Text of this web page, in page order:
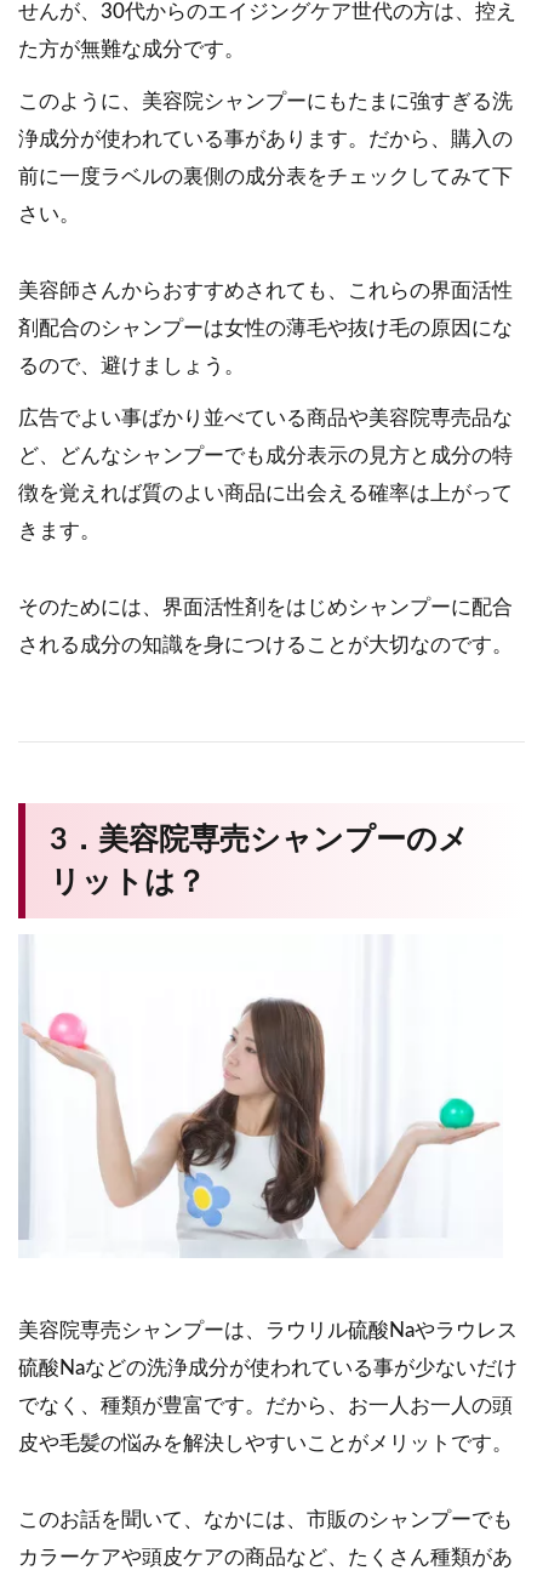
せんが、30代からのエイジングケア世代の方は、控え
た方が無難な成分です。
このように、美容院シャンプーにもたまに強すぎる洗
浄成分が使われている事があります。だから、購入の
前に一度ラベルの裏側の成分表をチェックしてみて下
さい。
美容師さんからおすすめされても、これらの界面活性
剤配合のシャンプーは女性の薄毛や抜け毛の原因にな
るので、避けましょう。
広告でよい事ばかり並べている商品や美容院専売品な
ど、どんなシャンプーでも成分表示の見方と成分の特
徴を覚えれば質のよい商品に出会える確率は上がって
きます。
そのためには、界面活性剤をはじめシャンプーに配合
される成分の知識を身につけることが大切なのです。
3．美容院専売シャンプーのメ
リットは？
美容院専売シャンプーは、ラウリル硫酸Naやラウレス
硫酸Naなどの洗浄成分が使われている事が少ないだけ
でなく、種類が豊富です。だから、お一人お一人の頭
皮や毛髪の悩みを解決しやすいことがメリットです。
このお話を聞いて、なかには、市販のシャンプーでも
カラーケアや頭皮ケアの商品など、たくさん種類があ